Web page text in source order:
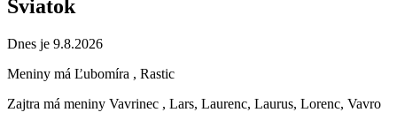
Sviatok
Dnes je 9.8.2026
Meniny má Ľubomíra , Rastic
Zajtra má meniny Vavrinec , Lars, Laurenc, Laurus, Lorenc, Vavro